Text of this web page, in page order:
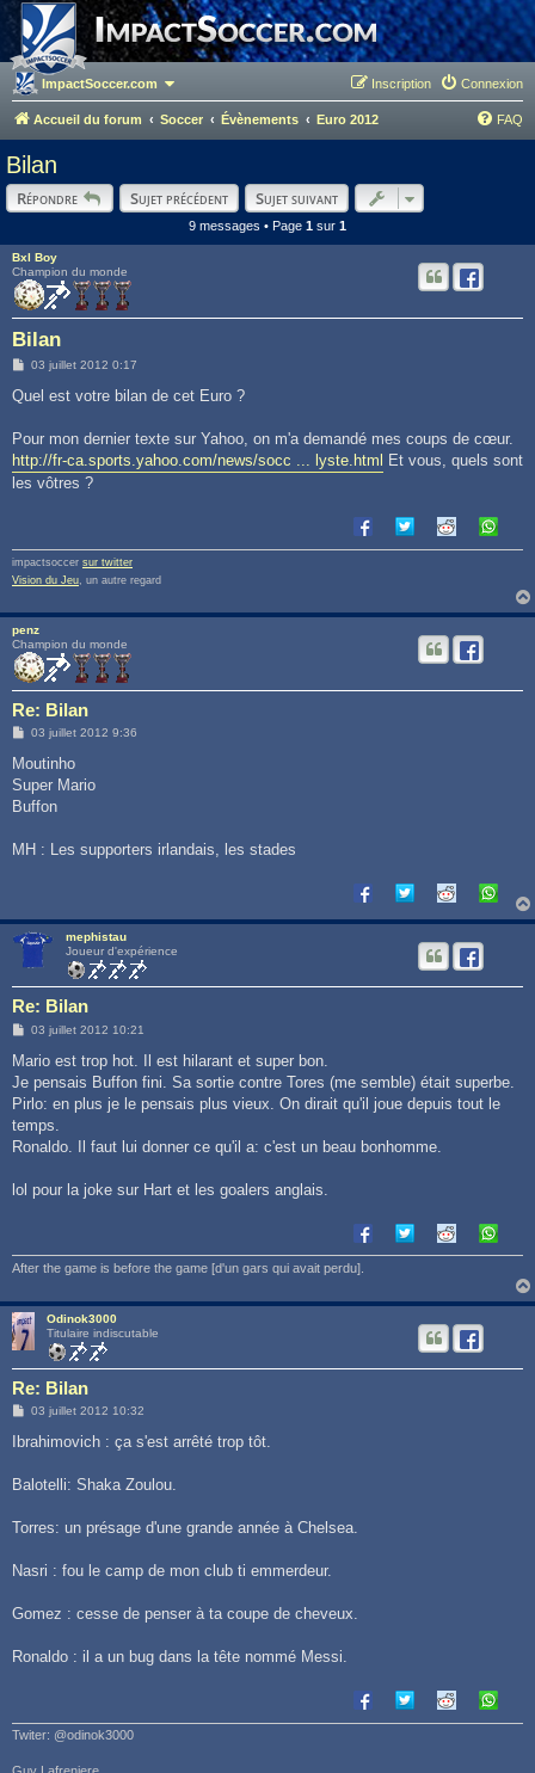
ImpactSoccer.com Connexion
Inscription
Accueil du forum Soccer Évènements Euro 2012 FAQ
Bilan
Répondre Sujet précédent Sujet suivant
9 messages • Page 1 sur 1
Bxl Boy
Champion du monde
Bilan
M
s
g
03 juillet 2012 0:17
Quel est votre bilan de cet Euro ?
Pour mon dernier texte sur Yahoo, on m'a demandé mes coups de cœur.
http://fr-ca.sports.yahoo.com/news/socc ... lyste.html
Et vous, quels sont
les vôtres ?
impactsoccer sur twitter
Vision du Jeu , un autre regard
penz
Champion du monde
Re: Bilan
M
s
a
g
03 juillet 2012 9:36
Moutinho
Super Mario
Buffon
MH : Les supporters irlandais, les stades
mephistau
Joueur d'expérience
Re: Bilan
M
s
a
g
03 juillet 2012 10:21
Mario est trop hot. Il est hilarant et super bon.
Je pensais Buffon fini. Sa sortie contre Tores (me semble) était superbe.
Pirlo: en plus je le pensais plus vieux. On dirait qu'il joue depuis tout le
temps.
Ronaldo. Il faut lui donner ce qu'il a: c'est un beau bonhomme.
lol pour la joke sur Hart et les goalers anglais.
After the game is before the game [d'un gars qui avait perdu].
Odinok3000
Titulaire indiscutable
Re: Bilan
M
s
g
03 juillet 2012 10:32
Ibrahimovich : ça s'est arrêté trop tôt.
Balotelli: Shaka Zoulou.
Torres: un présage d'une grande année à Chelsea.
Nasri : fou le camp de mon club ti emmerdeur.
Gomez : cesse de penser à ta coupe de cheveux.
Ronaldo : il a un bug dans la tête nommé Messi.
Twiter: @odinok3000